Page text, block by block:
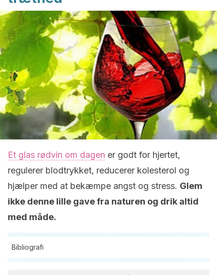
Et glas rødvin om dagen er godt for hjertet,
regulerer blodtrykket, reducerer kolesterol og
hjælper med at bekæmpe angst og stress. Glem
ikke denne lille gave fra naturen og drik altid
med måde.
Bibliografi
Alle citerede kilder blev grundigt gennemgået af vores team